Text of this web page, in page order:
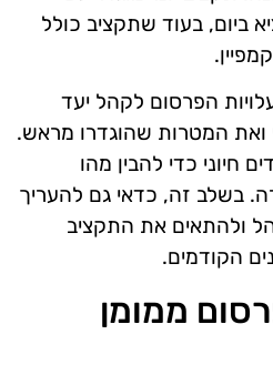
ביום, בעוד שתקציב כולל
הפרסום לקהל יעד
המטרות שהוגדרו מראש.
חיוני כדי להבין מהו
בשלב זה, כדאי גם להעריך
ולהתאים את התקציב
הקודמים.
ממומן